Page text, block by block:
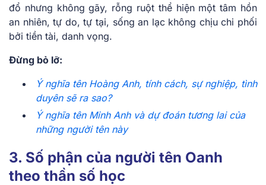
đổ nhưng không gãy, rỗng ruột thể hiện một tâm hồn
an nhiên, tự do, tự tại, sống an lạc không chịu chi phối
bởi tiền tài, danh vọng.
Đừng bỏ lỡ:
Ý nghĩa tên Hoàng Anh, tính cách, sự nghiệp, tình
duyên sẽ ra sao?
Ý nghĩa tên Minh Anh và dự đoán tương lai của
những người tên này
3. Số phận của người tên Oanh
theo thần số học